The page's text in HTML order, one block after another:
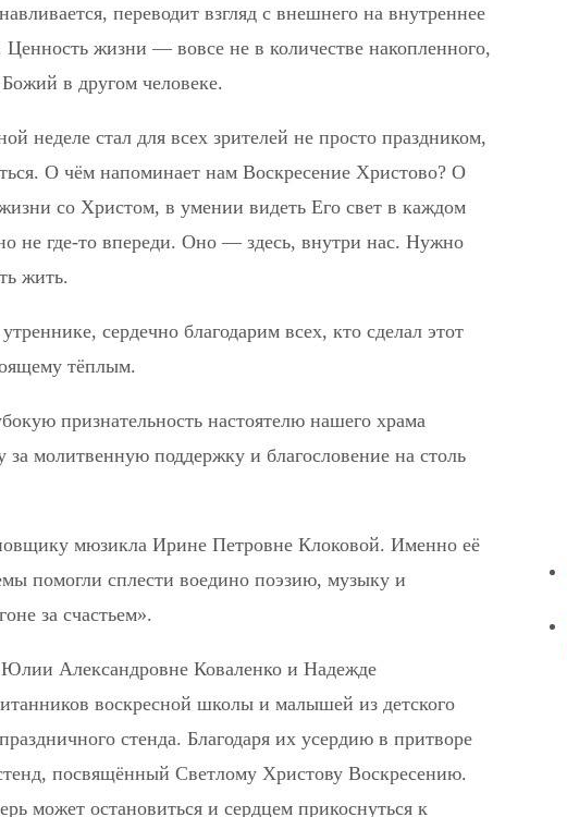
переводит взгляд с внешнего на внутреннее
жизни — вовсе не в количестве накопленного,
в другом человеке.
неделе стал для всех зрителей не просто праздником,
О чём напоминает нам Воскресение Христово? О
со Христом, в умении видеть Его свет в каждом
не где-то впереди. Оно — здесь, внутри нас. Нужно
жить.
сердечно благодарим всех, кто сделал этот
тёплым.
признательность настоятелю нашего храма
за молитвенную поддержку и благословение на столь
мюзикла Ирине Петровне Клоковой. Именно её
помогли сплести воедино поэзию, музыку и
за счастьем».
Александровне Коваленко и Надежде
воскресной школы и малышей из детского
стенда. Благодаря их усердию в притворе
посвящённый Светлому Христову Воскресению.
может остановиться и сердцем прикоснуться к